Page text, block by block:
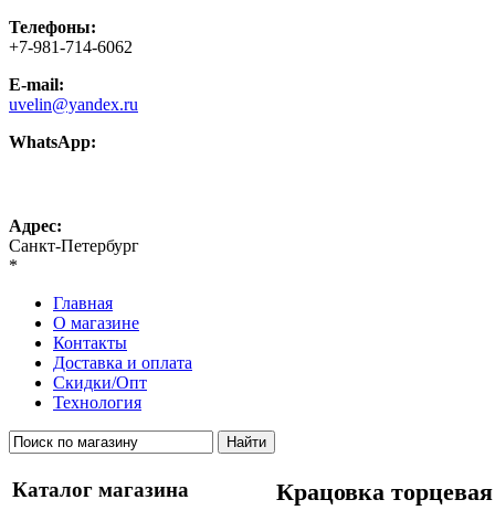
Телефоны:
+7-981-714-6062
E-mail:
uvelin@yandex.ru
WhatsApp:
Адрес:
Санкт-Петербург
*
Главная
О магазине
Контакты
Доставка и оплата
Скидки/Опт
Технология
Каталог магазина Крацовка